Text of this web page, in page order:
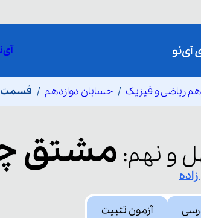
ریاضی و فیزیک حسابان دوازدهم قسمت
و نهم: مشتق
آزمون تثبیت